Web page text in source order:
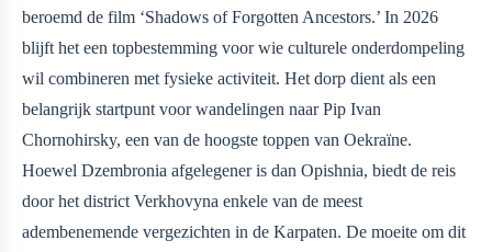
beroemd de film ‘Shadows of Forgotten Ancestors.’ In 2026
blijft het een topbestemming voor wie culturele onderdompeling
wil combineren met fysieke activiteit. Het dorp dient als een
belangrijk startpunt voor wandelingen naar Pip Ivan
Chornohirsky, een van de hoogste toppen van Oekraïne.
Hoewel Dzembronia afgelegener is dan Opishnia, biedt de reis
door het district Verkhovyna enkele van de meest
adembenemende vergezichten in de Karpaten. De moeite om dit